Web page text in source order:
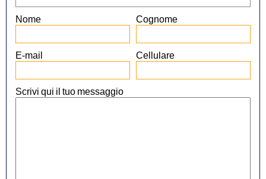
Nome Cognome
E-mail Cellulare
Scrivi qui il tuo messaggio